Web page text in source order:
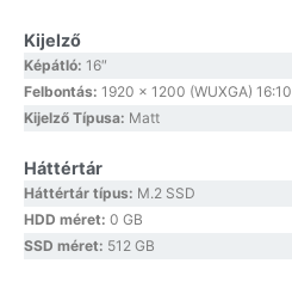
Kijelző
Képátló: 16″
Felbontás: 1920 x 1200 (WUXGA) 16:10
Kijelző Típusa: Matt
Háttértár
Háttértár típus: M.2 SSD
HDD méret: 0 GB
SSD méret: 512 GB